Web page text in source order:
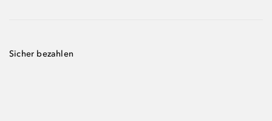
Sicher bezahlen